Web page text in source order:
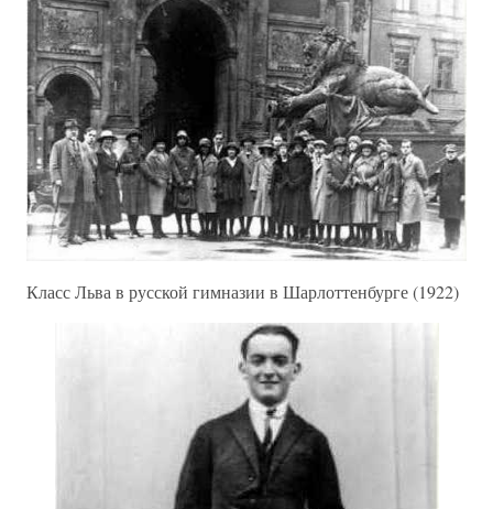
Класс Льва в русской гимназии в Шарлоттенбурге (1922)